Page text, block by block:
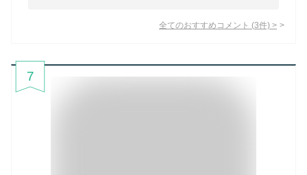
全てのおすすめコメント (3件) >
7